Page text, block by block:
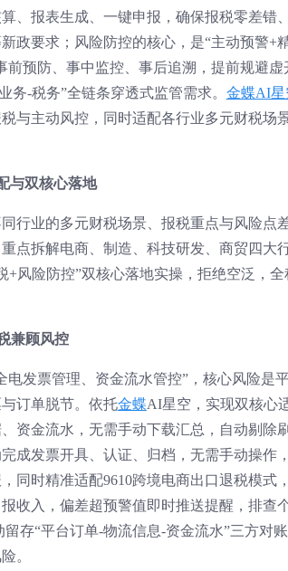
、报表生成、一键申报，确保报税零差错
政要求；风险防控的核心，是“主动预警+
预防、事中监控、事后追溯，提前规避虚
务-税务”全链条穿透式监管需求。 金蝶AI星
与主动风控，同时适配各行业多元财税场
与双核心落地
行业的多元财税场景、报税重点与风险点
点拆解电商、制造、科技研发、商贸四大
+风险防控”双核心落地实操，拒绝空泛，全
兼顾风控
发票管理、资金流水管控”，核心风险是
订单脱节。依托金蝶AI星空，实现双核心
资金流水，无需手动下载汇总，自动剔除
成发票开具、认证、归档，无需手动操作
同时精准适配9610跨境电商出口退税模式
收入，偏差超预警值即时推送提醒，排查
存“平台订单-物流信息-资金流水”三方对
。